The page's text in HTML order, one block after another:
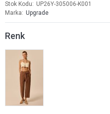
Stok Kodu
UP26Y-305006-K001
Marka
Upgrade
Renk